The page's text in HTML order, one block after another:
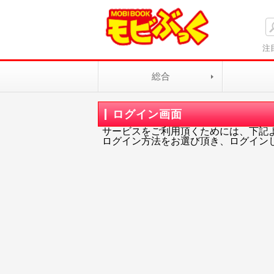
注
総合
ログイン画面
サービスをご利用頂くためには、下記
ログイン方法をお選び頂き、ログイン